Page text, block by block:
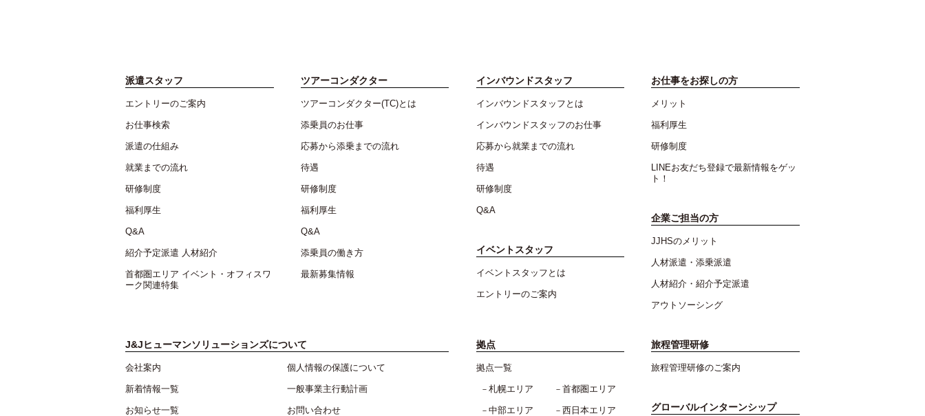
派遣スタッフ
エントリーのご案内
お仕事検索
派遣の仕組み
就業までの流れ
研修制度
福利厚生
Q&A
紹介予定派遣 人材紹介
首都圏エリア イベント・オフィスワ
ーク関連特集
ツアーコンダクター
ツアーコンダクター(TC)とは
添乗員のお仕事
応募から添乗までの流れ
待遇
研修制度
福利厚生
Q&A
添乗員の働き方
最新募集情報
インバウンドスタッフ
インバウンドスタッフとは
インバウンドスタッフのお仕事
応募から就業までの流れ
待遇
研修制度
Q&A
イベントスタッフ
イベントスタッフとは
エントリーのご案内
お仕事をお探しの方
メリット
福利厚生
研修制度
LINEお友だち登録で最新情報をゲッ
ト！
企業ご担当の方
JJHSのメリット
人材派遣・添乗派遣
人材紹介・紹介予定派遣
アウトソーシング
J&Jヒューマンソリューションズについて
会社案内
新着情報一覧
お知らせ一覧
個人情報の保護について
一般事業主行動計画
お問い合わせ
拠点
拠点一覧
札幌エリア
中部エリア
首都圏エリア
西日本エリア
旅程管理研修
旅程管理研修のご案内
グローバルインターンシップ